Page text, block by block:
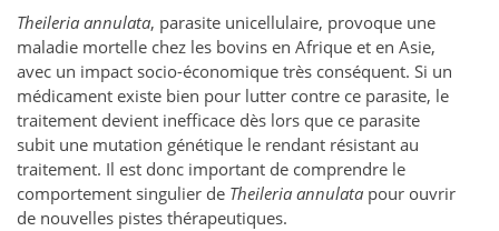
Theileria annulata, parasite unicellulaire, provoque une
maladie mortelle chez les bovins en Afrique et en Asie,
avec un impact socio-économique très conséquent. Si un
médicament existe bien pour lutter contre ce parasite, le
traitement devient inefficace dès lors que ce parasite
subit une mutation génétique le rendant résistant au
traitement. Il est donc important de comprendre le
comportement singulier de Theileria annulata pour ouvrir
de nouvelles pistes thérapeutiques.